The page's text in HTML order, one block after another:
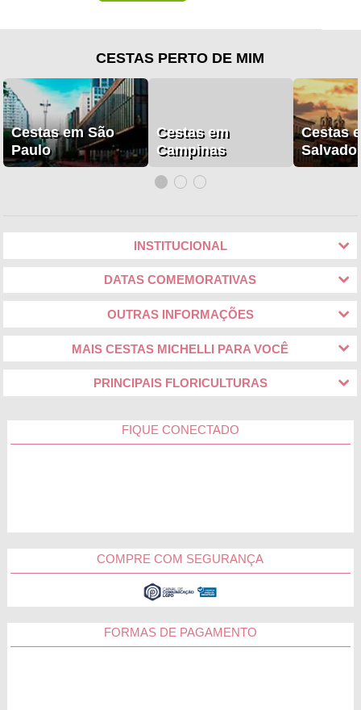
CESTAS PERTO DE MIM
Cestas em São
Paulo
Cestas em
Campinas
Cestas
INSTITUCIONAL
DATAS COMEMORATIVAS
OUTRAS INFORMAÇÕES
MAIS CESTAS MICHELLI PARA VOCÊ
PRINCIPAIS FLORICULTURAS
FIQUE CONECTADO
COMPRE COM SEGURANÇA
FORMAS DE PAGAMENTO